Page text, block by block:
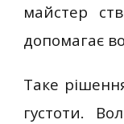
майстер
допомагає
Таке
густоти.